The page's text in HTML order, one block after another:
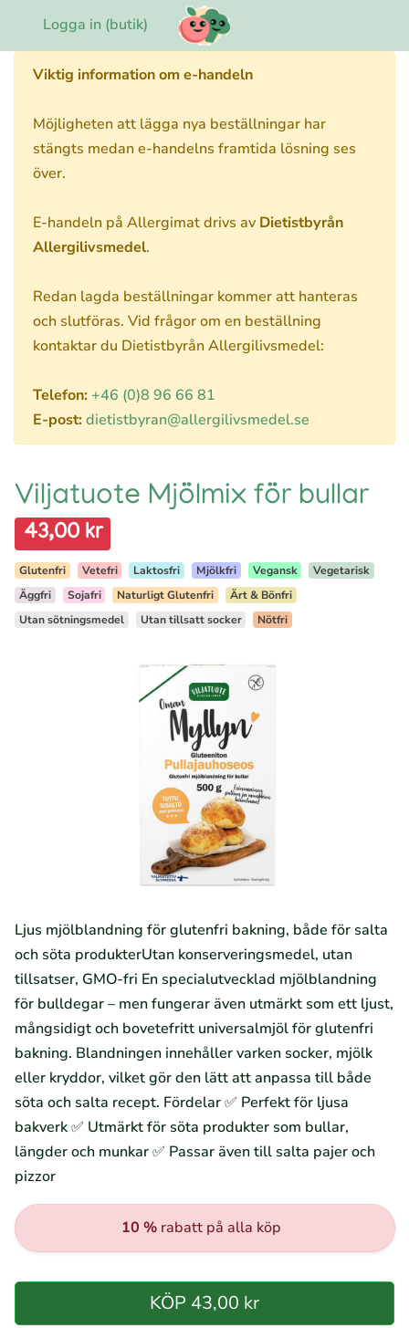
Logga in (butik)
Viktig information om e-handeln
Möjligheten att lägga nya beställningar har
stängts medan e-handelns framtida lösning ses
över.
E-handeln på Allergimat drivs av Dietistbyrån
Allergilivsmedel.
Redan lagda beställningar kommer att hanteras
och slutföras. Vid frågor om en beställning
kontaktar du Dietistbyrån Allergilivsmedel:
Telefon: +46 (0)8 96 66 81
E-post:dietistbyran@allergilivsmedel.se
Viljatuote Mjölmix för bullar
43,00 kr
Glutenfri Vetefri Laktosfri Mjölkfri Vegansk
Vegetarisk
Äggfri
Sojafri Naturligt Glutenfri
Ärt & Bönfri
Utan sötningsmedel
Utan tillsatt socker Nötfri
Ljus mjölblandning för glutenfri bakning, både för salta
och söta produkterUtan konserveringsmedel, utan
tillsatser, GMO-fri En specialutvecklad mjölblandning
för bulldegar – men fungerar även utmärkt som ett ljust,
mångsidigt och bovetefritt universalmjöl för glutenfri
bakning. Blandningen innehåller varken socker, mjölk
eller kryddor, vilket gör den lätt att anpassa till både
söta och salta recept. Fördelar ✅ Perfekt för ljusa
bakverk ✅ Utmärkt för söta produkter som bullar,
längder och munkar ✅ Passar även till salta pajer och
pizzor
10 % rabatt på alla köp
KÖP 43,00 kr